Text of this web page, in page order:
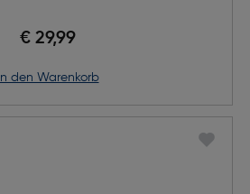
€ 29,99
in den Warenkorb